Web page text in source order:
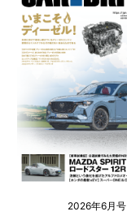
2026年6月号